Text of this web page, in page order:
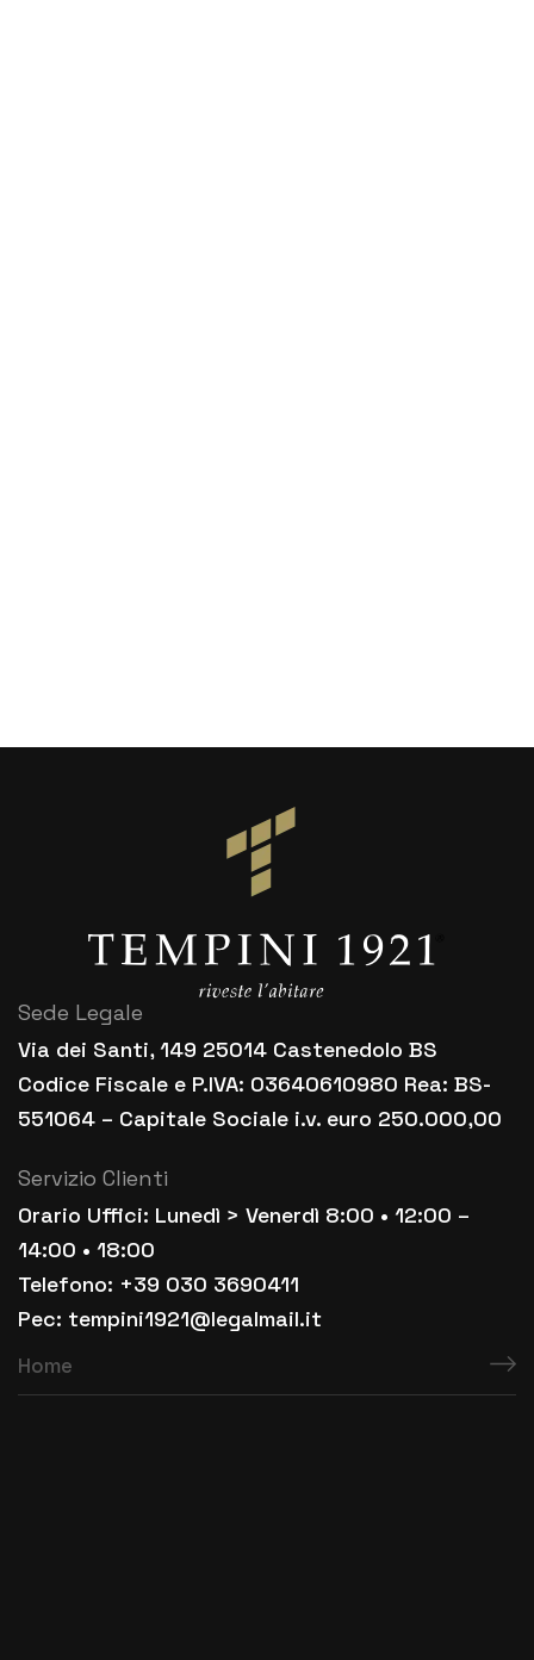
Sede Legale
Via dei Santi, 149 25014 Castenedolo BS
Codice Fiscale e P.IVA: 03640610980 Rea: BS-
551064 – Capitale Sociale i.v. euro 250.000,00
Servizio Clienti
Orario Uffici: Lunedì > Venerdì 8:00 • 12:00 –
14:00 • 18:00
Telefono: +39 030 3690411
Pec: tempini1921@legalmail.it
Home